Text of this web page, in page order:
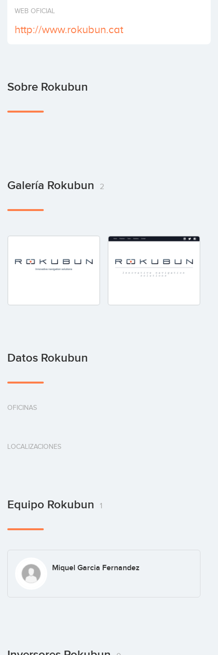
Invertir
WEB OFICIAL
http://www.rokubun.cat
Sobre Rokubun
Galería Rokubun 2
Datos Rokubun
OFICINAS
LOCALIZACIONES
Equipo Rokubun 1
Miquel Garcia Fernandez